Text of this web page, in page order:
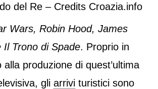
del Re – Credits Croazia.info
Wars, Robin Hood, James
Il Trono di Spade. Proprio in
alla produzione di quest’ultima
gli arrivituristici sono